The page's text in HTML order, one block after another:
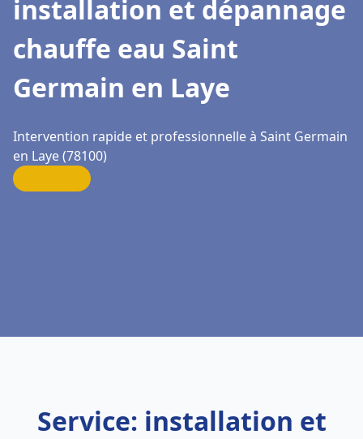
installation et dépannage
chauffe eau Saint
Germain en Laye
Intervention rapide et professionnelle à Saint Germain
en Laye (78100)
Service: installation et